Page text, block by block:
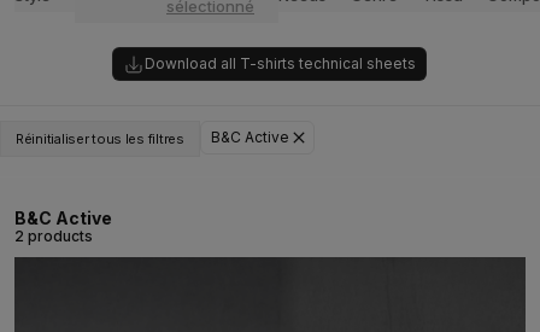
sélectionné
Download all T-shirts technical sheets
Réinitialiser tous les filtres B&C Active
B&C Active
2 products